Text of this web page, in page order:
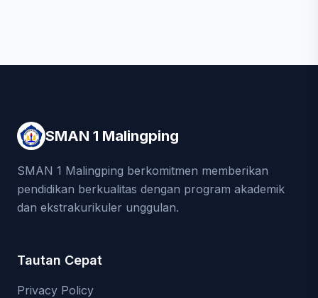
SMAN 1 Malingping
SMAN 1 Malingping berkomitmen memberikan
pendidikan berkualitas dengan program akademik
dan ekstrakurikuler unggulan.
Tautan Cepat
Privacy Policy